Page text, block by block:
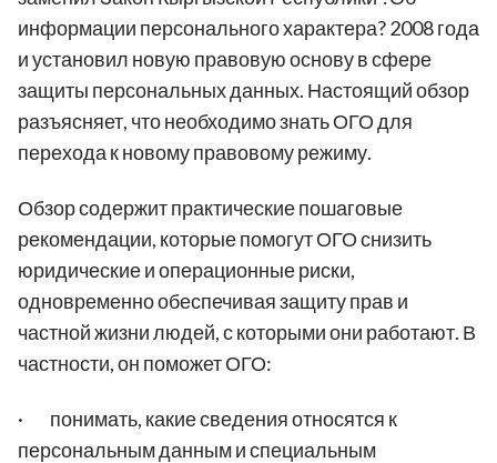
информации персонального характера? 2008 года
и установил новую правовую основу в сфере
защиты персональных данных. Настоящий обзор
разъясняет, что необходимо знать ОГО для
перехода к новому правовому режиму.
Обзор содержит практические пошаговые
рекомендации, которые помогут ОГО снизить
юридические и операционные риски,
одновременно обеспечивая защиту прав и
частной жизни людей, с которыми они работают. В
частности, он поможет ОГО:
· понимать, какие сведения относятся к
персональным данным и специальным